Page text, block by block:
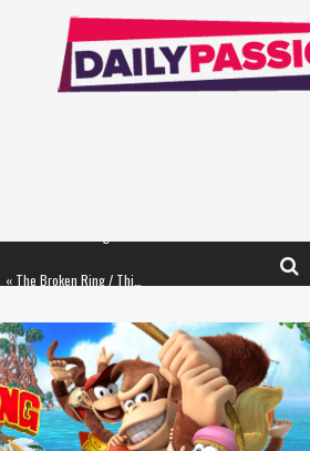
« Le Béton et le Bambou / Propositions pour Mayotte et le Monde. » - Améliorations !
Star Fox
PsyRiver 2026 : la magie revient sur les rives de l’Aar